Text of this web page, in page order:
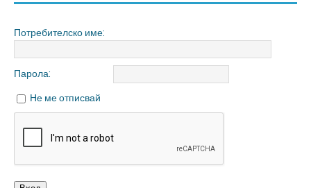
Потребителско име:
Парола:
Не ме отписвай